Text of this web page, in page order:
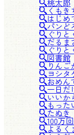
桃太郎
くもき
はじめ
パンど
ぐりと
だるま
ぐりと
図書館
りんご
ヨシタ
おめん
一日だ
いいか
もった
たぬき
100万
よるく